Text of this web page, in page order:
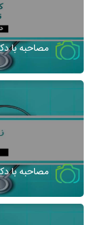
مصاحبه با
مصاحبه با